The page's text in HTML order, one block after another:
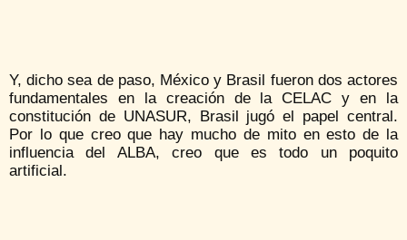
Y, dicho sea de paso, México y Brasil fueron dos actores
fundamentales en la creación de la CELAC y en la
constitución de UNASUR, Brasil jugó el papel central.
Por lo que creo que hay mucho de mito en esto de la
influencia del ALBA, creo que es todo un poquito
artificial.